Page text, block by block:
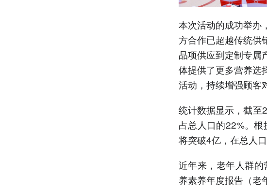
本次活动的成功举办
方合作已超越传统供
品项供应到定制专属
体提供了更多营养选
活动，持续增强顾客
统计数据显示，截至
占总人口的22%。
将突破4亿，在总人
近年来，老年人群
养素养年度报告（老